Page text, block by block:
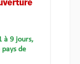
à 9 jours,
de